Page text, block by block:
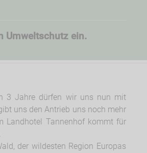
Umweltschutz ein.
3 Jahre dürfen wir uns nun mit
uns den Antrieb uns noch mehr
Landhotel Tannenhof kommt für
der wildesten Region Europas